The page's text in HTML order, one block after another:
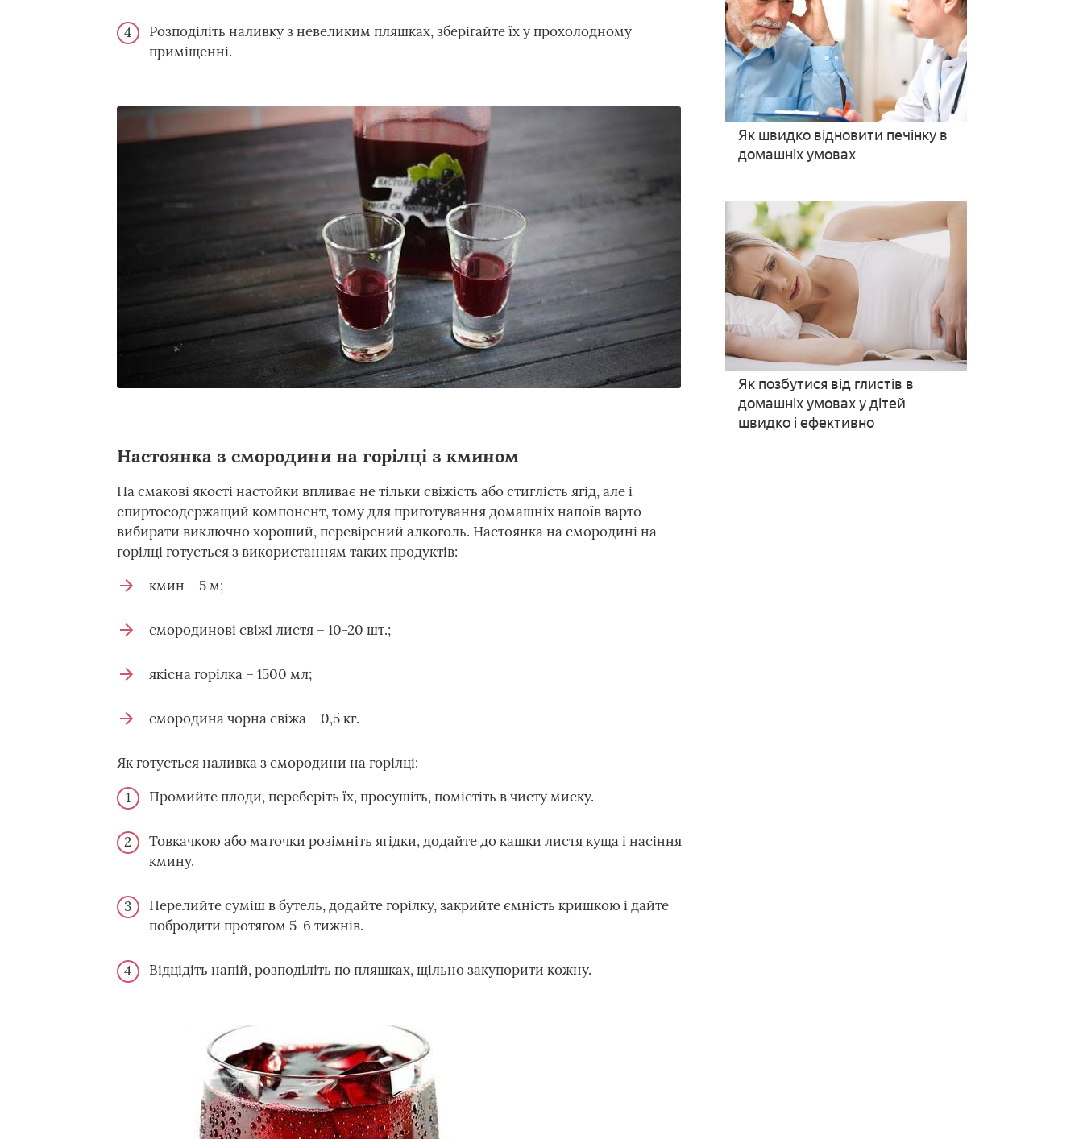
Розподіліть наливку з невеликим пляшках, зберігайте їх у прохолодному
приміщенні.
Настоянка з смородини на горілці з кмином
На смакові якості настойки впливає не тільки свіжість або стиглість ягід, але і
спиртосодержащий компонент, тому для приготування домашніх напоїв варто
вибирати виключно хороший, перевірений алкоголь. Настоянка на смородині на
горілці готується з використанням таких продуктів:
кмин – 5 м;
смородинові свіжі листя – 10-20 шт.;
якісна горілка – 1500 мл;
смородина чорна свіжа – 0,5 кг.
Як готується наливка з смородини на горілці:
Промийте плоди, переберіть їх, просушіть, помістіть в чисту миску.
Товкачкою або маточки розімніть ягідки, додайте до кашки листя куща і насіння
кмину.
Перелийте суміш в бутель, додайте горілку, закрийте ємність кришкою і дайте
побродити протягом 5-6 тижнів.
Відцідіть напій, розподіліть по пляшках, щільно закупорити кожну.
Як швидко відновити печінку в
домашніх умовах
Як позбутися від глистів в
домашніх умовах у дітей
швидко і ефективно